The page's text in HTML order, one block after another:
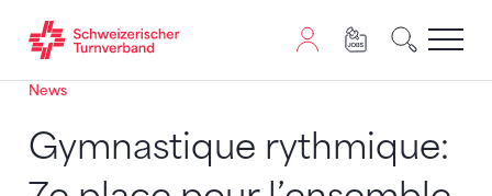
Zum Inhalt springen
Zur Sitemap navigieren
Zum Navigieren dieser Seite wird JavaScript benötigt.
News
Gymnastique rythmique: